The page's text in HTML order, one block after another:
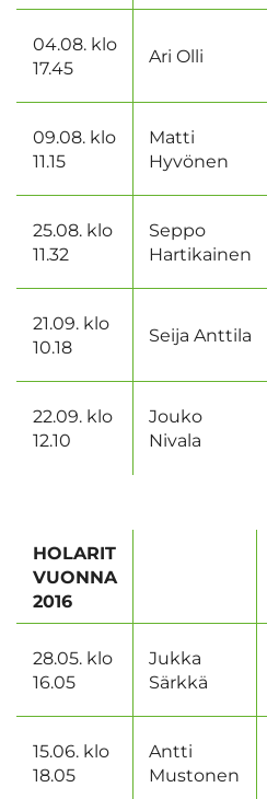
04.08. klo
17.45
Ari Olli
09.08. klo
11.15
Matti
Hyvönen
25.08. klo
11.32
Seppo
Hartikainen
21.09. klo
10.18
Seija Anttila
22.09. klo
12.10
Jouko
Nivala
HOLARIT
VUONNA
2016
28.05. klo
16.05
Jukka
Särkkä
15.06. klo
18.05
Antti
Mustonen